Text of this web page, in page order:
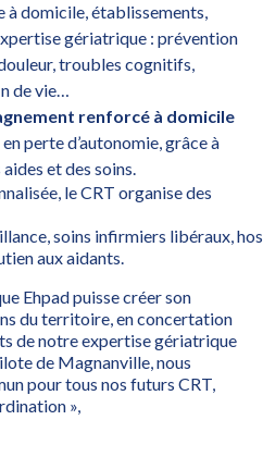
à domicile, établissements,
gériatrique : prévention
troubles cognitifs,
de vie…
renforcé à domicile
perte d’autonomie, grâce à
et des soins.
le CRT organise des
soins infirmiers libéraux,
aux aidants.
Ehpad puisse créer son
du territoire, en concertation
de notre expertise gériatrique
de Magnanville, nous
pour tous nos futurs CRT,
»,